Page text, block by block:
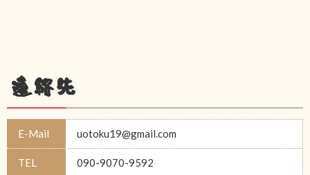
連絡先
E-Mail uotoku19@gmail.com
TEL 090-9070-9592